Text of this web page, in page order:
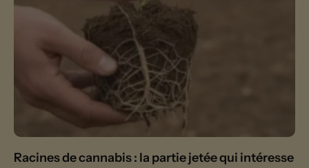
Racines de cannabis : la partie jetée qui intéresse